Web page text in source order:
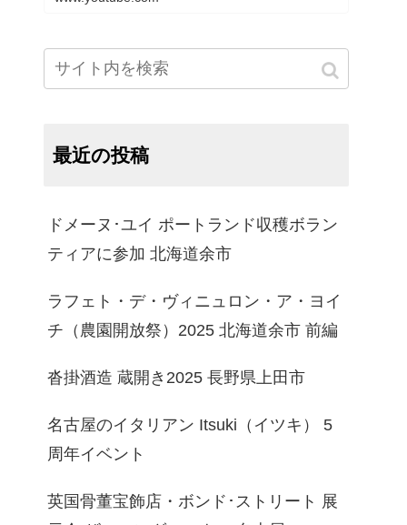
最近の投稿
ドメーヌ･ユイ ポートランド収穫ボラン
ティアに参加 北海道余市
ラフェト・デ・ヴィニュロン・ア・ヨイ
チ（農園開放祭）2025 北海道余市 前編
沓掛酒造 蔵開き2025 長野県上田市
名古屋のイタリアン Itsuki（イツキ） 5
周年イベント
英国骨董宝飾店・ボンド･ストリート 展